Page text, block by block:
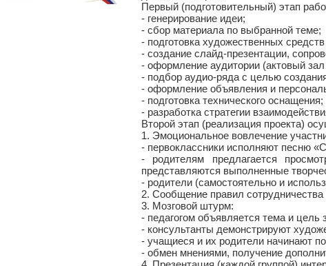
Первый (подготовительный) этап
- генерирование идеи;
- сбор материала по выбранной теме;
- подготовка художественных
- создание слайд-презентации,
- оформление аудитории (актовый
- подбор аудио-ряда с целью
- оформление объявления и
- подготовка технического оснащения;
- разработка стратегии
Второй этап (реализация проекта)
1. Эмоциональное вовлечение
- первоклассники исполняют песню
- родителям предлагается
представляются выполненные
- родители (самостоятельно и
2. Сообщение правил
3. Мозговой штурм:
- педагогом объявляется тема и цель
- консультанты демонстрируют
- учащиеся и их родители начинают
- обмен мнениями, получение